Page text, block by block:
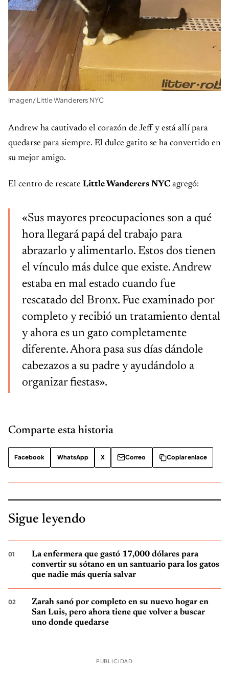
Imagen/ Little Wanderers NYC
Andrew ha cautivado el corazón de Jeff y está allí para
quedarse para siempre. El dulce gatito se ha convertido en
su mejor amigo.
El centro de rescate Little Wanderers NYC agregó:
«Sus mayores preocupaciones son a qué
hora llegará papá del trabajo para
abrazarlo y alimentarlo. Estos dos tienen
el vínculo más dulce que existe. Andrew
estaba en mal estado cuando fue
rescatado del Bronx. Fue examinado por
completo y recibió un tratamiento dental
y ahora es un gato completamente
diferente. Ahora pasa sus días dándole
cabezazos a su padre y ayudándolo a
organizar fiestas».
Comparte esta historia
Facebook WhatsApp X Correo Copiar enlace
Sigue leyendo
La enfermera que gastó 17,000 dólares para
convertir su sótano en un santuario para los gatos
que nadie más quería salvar
Zarah sanó por completo en su nuevo hogar en
San Luis, pero ahora tiene que volver a buscar
uno donde quedarse
PUBLICIDAD